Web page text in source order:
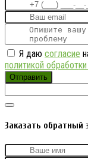
Я даю согласие
политикой
Отправить
Заказать обратный